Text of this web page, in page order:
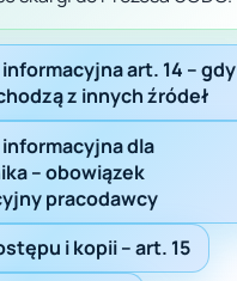
art. 14 – gdy
z innych źródeł
dla
– obowiązek
pracodawcy
i kopii – art. 15